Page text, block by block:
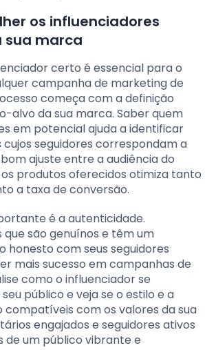
os influenciadores
sua marca
certo é essencial para o
campanha de marketing de
começa com a definição
alvo da sua marca. Saber quem
em potencial ajuda a identificar
seguidores correspondam a
ajuste entre a audiência do
produtos oferecidos otimiza tanto
a taxa de conversão.
é a autenticidade.
que são genuínos e têm um
honesto com seus seguidores
mais sucesso em campanhas de
como o influenciador se
público e veja se o estilo e a
compatíveis com os valores da sua
engajados e seguidores ativos
de um público vibrante e